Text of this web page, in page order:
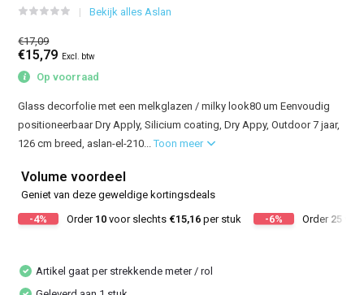
Bekijk alles Aslan
€17,09
€15,79 Excl. btw
Op voorraad
Glass decorfolie met een melkglazen / milky look80 um Eenvoudig
positioneerbaar Dry Apply, Silicium coating, Dry Appy, Outdoor 7 jaar,
126 cm breed, aslan-el-210...Toon meer
Volume voordeel
Geniet van deze geweldige kortingsdeals
-4%
Order 10 voor slechts €15,16 per stuk -6% Order 25
Artikel gaat per strekkende meter / rol